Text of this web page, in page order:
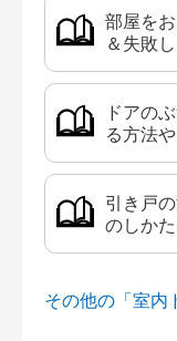
部屋を
＆失敗
ドアの
る方法
引き戸
のしか
その他の「室内